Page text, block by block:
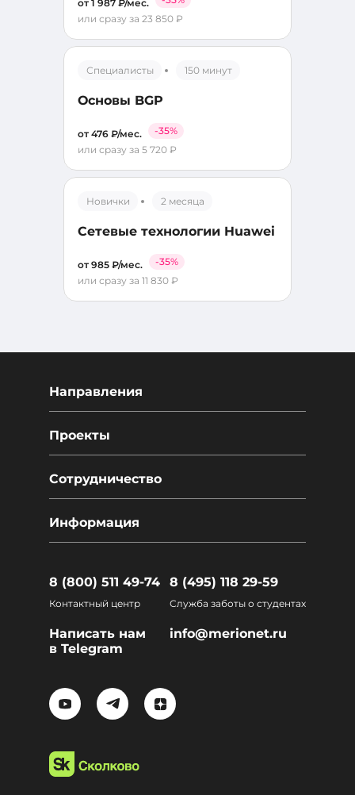
от 1 987 ₽/мес.
или сразу за 23 850 ₽
Специалисты 150 минут
Основы BGP
от 476 ₽/мес.
-35%
или сразу за 5 720 ₽
Новички 2 месяца
Сетевые технологии Huawei
от 985 ₽/мес.
-35%
или сразу за 11 830 ₽
Направления
Сотрудничество
Проекты
Информация
8 (800) 511 49-74
Контактный центр
Написать нам
в Telegram
8 (495) 118 29-59
Служба заботы о студентах
info@merionet.ru